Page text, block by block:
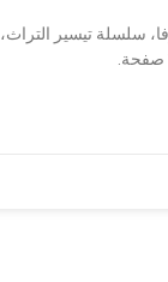
سلسلة تيسير التراث،